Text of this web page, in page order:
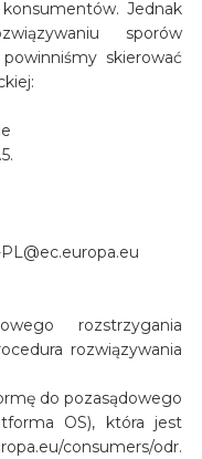
Jednak
sporów
skierować
rozstrzygania
rozwiązywania
do pozasądowego
OS), która jest
consumers/odr.